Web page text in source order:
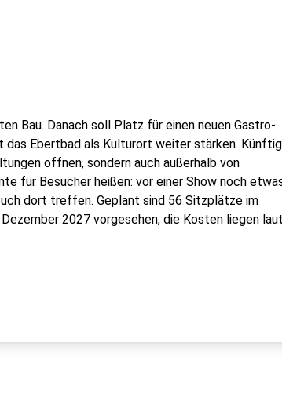
Bau. Danach soll Platz für einen neuen Gastro-
das Ebertbad als Kulturort weiter stärken.
öffnen, sondern auch außerhalb von
für Besucher heißen: vor einer Show noch
dort treffen. Geplant sind 56 Sitzplätze im
2027 vorgesehen, die Kosten liegen laut